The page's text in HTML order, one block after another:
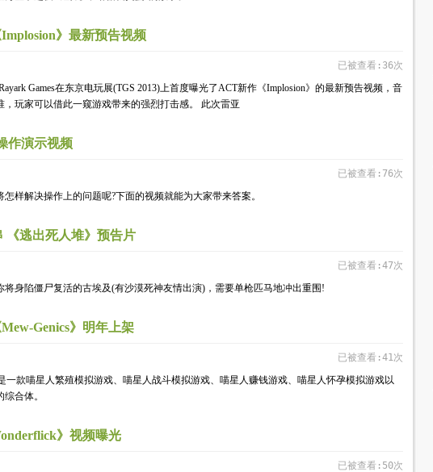
》最新预告视频
已被查看:36次
Games在东京电玩展(TGS 2013)上首度曝光了ACT新作《Implosion》的最新预告视频，音
，玩家可以借此一窥游戏带来的强烈打击感。 此次雷亚
作演示视频
已被查看:76次
怎样解决操作上的问题呢?下面的视频就能为大家带来答案。
《逃出死人堆》预告片
已被查看:47次
将身陷僵尸复活的古埃及(有沙漠死神友情出演)，需要单枪匹马地冲出重围!
Genics》明年上架
已被查看:41次
一款喵星人繁殖模拟游戏、喵星人战斗模拟游戏、喵星人赚钱游戏、喵星人怀孕模拟游戏以
合体。
》视频曝光
已被查看:50次